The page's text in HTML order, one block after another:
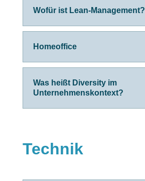
Wofür ist Lean-Management?
Homeoffice
Was heißt Diversity im
Unternehmenskontext?
Technik